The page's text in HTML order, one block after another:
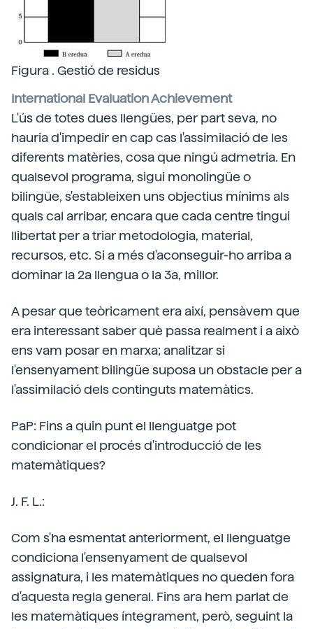
Figura . Gestió de residus
International Evaluation Achievement
L'ús de totes dues llengües, per part seva, no
hauria d'impedir en cap cas l'assimilació de les
diferents matèries, cosa que ningú admetria. En
qualsevol programa, sigui monolingüe o
bilingüe, s'estableixen uns objectius mínims als
quals cal arribar, encara que cada centre tingui
llibertat per a triar metodologia, material,
recursos, etc. Si a més d'aconseguir-ho arriba a
dominar la 2a llengua o la 3a, millor.
A pesar que teòricament era així, pensàvem que
era interessant saber què passa realment i a això
ens vam posar en marxa; analitzar si
l'ensenyament bilingüe suposa un obstacle per a
l'assimilació dels continguts matemàtics.
PaP: Fins a quin punt el llenguatge pot
condicionar el procés d'introducció de les
matemàtiques?
J. F. L.:
Com s'ha esmentat anteriorment, el llenguatge
condiciona l'ensenyament de qualsevol
assignatura, i les matemàtiques no queden fora
d'aquesta regla general. Fins ara hem parlat de
les matemàtiques íntegrament, però, seguint la